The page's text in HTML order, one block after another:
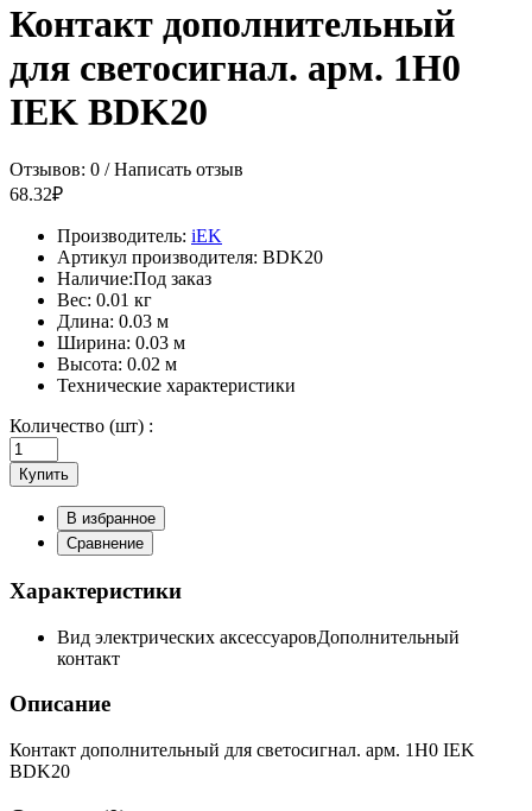
Контакт дополнительный
для светосигнал. арм. 1H0
IEK BDK20
Отзывов: 0 /Написать отзыв
68.32₽
Производитель: iEK
Артикул производителя: BDK20
Наличие:Под заказ
Вес: 0.01 кг
Длина: 0.03 м
Ширина: 0.03 м
Высота: 0.02 м
Технические характеристики
Количество (шт) :
Купить
В избранное
Сравнение
Характеристики
Вид электрических аксессуаровДополнительный
контакт
Описание
Контакт дополнительный для светосигнал. арм. 1H0 IEK
BDK20